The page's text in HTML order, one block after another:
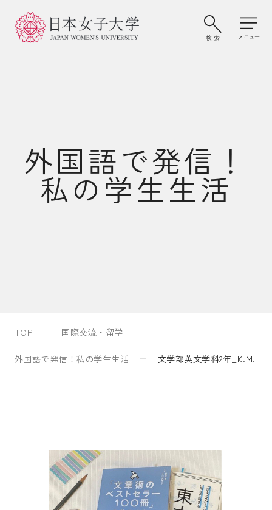
大学案内・学びの特色
通信教育・生涯学習
外国語で発信！
私の学生生活
TOP 国際交流・留学
外国語で発信！私の学生生活 文学部英文学科2年_K.M.